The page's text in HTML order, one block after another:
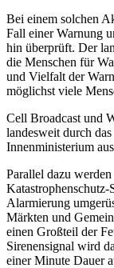
Bei einem solchen
Fall einer Warnung
hin überprüft. Der
die Menschen für
und Vielfalt der
möglichst viele
Cell Broadcast und
landesweit durch
Innenministerium
Parallel dazu
Alarmierung
Märkten und
einen Großteil der
Sirenensignal wird
einer Minute Dauer